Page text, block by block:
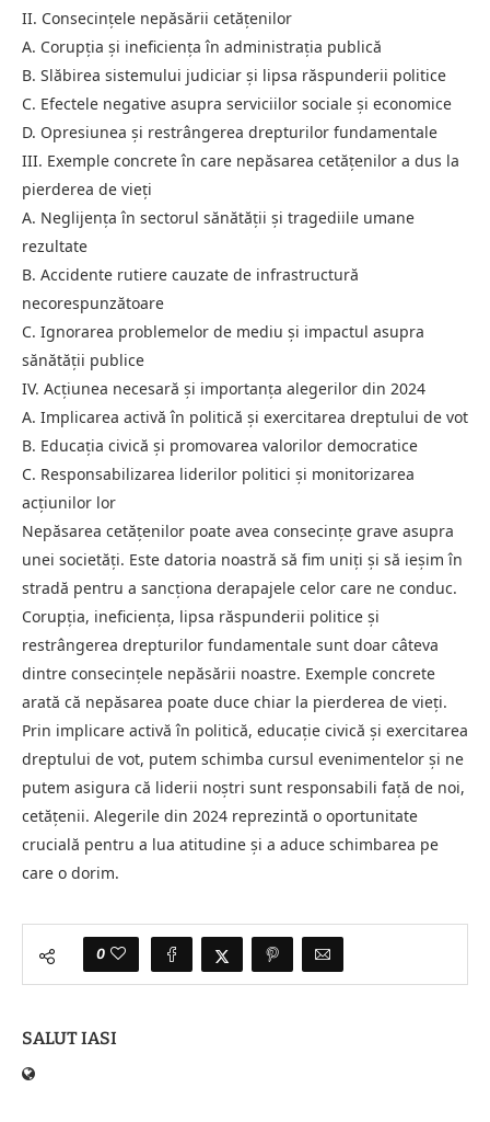
II. Consecințele nepăsării cetățenilor
A. Corupția și ineficiența în administrația publică
B. Slăbirea sistemului judiciar și lipsa răspunderii politice
C. Efectele negative asupra serviciilor sociale și economice
D. Opresiunea și restrângerea drepturilor fundamentale
III. Exemple concrete în care nepăsarea cetățenilor a dus la
pierderea de vieți
A. Neglijența în sectorul sănătății și tragediile umane
rezultate
B. Accidente rutiere cauzate de infrastructură
necorespunzătoare
C. Ignorarea problemelor de mediu și impactul asupra
sănătății publice
IV. Acțiunea necesară și importanța alegerilor din 2024
A. Implicarea activă în politică și exercitarea dreptului de vot
B. Educația civică și promovarea valorilor democratice
C. Responsabilizarea liderilor politici și monitorizarea
acțiunilor lor
Nepăsarea cetățenilor poate avea consecințe grave asupra
unei societăți. Este datoria noastră să fim uniți și să ieșim în
stradă pentru a sancționa derapajele celor care ne conduc.
Corupția, ineficiența, lipsa răspunderii politice și
restrângerea drepturilor fundamentale sunt doar câteva
dintre consecințele nepăsării noastre. Exemple concrete
arată că nepăsarea poate duce chiar la pierderea de vieți.
Prin implicare activă în politică, educație civică și exercitarea
dreptului de vot, putem schimba cursul evenimentelor și ne
putem asigura că liderii noștri sunt responsabili față de noi,
cetățenii. Alegerile din 2024 reprezintă o oportunitate
crucială pentru a lua atitudine și a aduce schimbarea pe
care o dorim.
0
SALUT IASI